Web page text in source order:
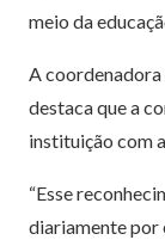
meio da
A coordenadora
destaca que a
instituição com
“Esse
diariamente por